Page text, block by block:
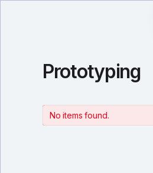
Prototyping
No items found.